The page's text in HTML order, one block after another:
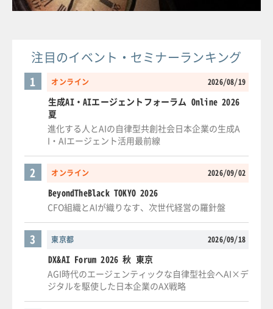
注目のイベント・セミナーランキング
オンライン 2026/08/19
1
生成AI・AIエージェントフォーラム Online 2026
夏
進化する人とAIの自律型共創社会日本企業の生成A
I・AIエージェント活用最前線
オンライン 2026/09/02
2
BeyondTheBlack TOKYO 2026
CFO組織とAIが織りなす、次世代経営の羅針盤
東京都 2026/09/18
3
DX&AI Forum 2026 秋 東京
AGI時代のエージェンティックな自律型社会へAI×デ
ジタルを駆使した日本企業のAX戦略